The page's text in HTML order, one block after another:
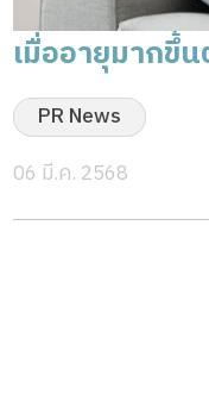
เมื่ออายุมากขึ้
PR News
06 มี.ค. 2568